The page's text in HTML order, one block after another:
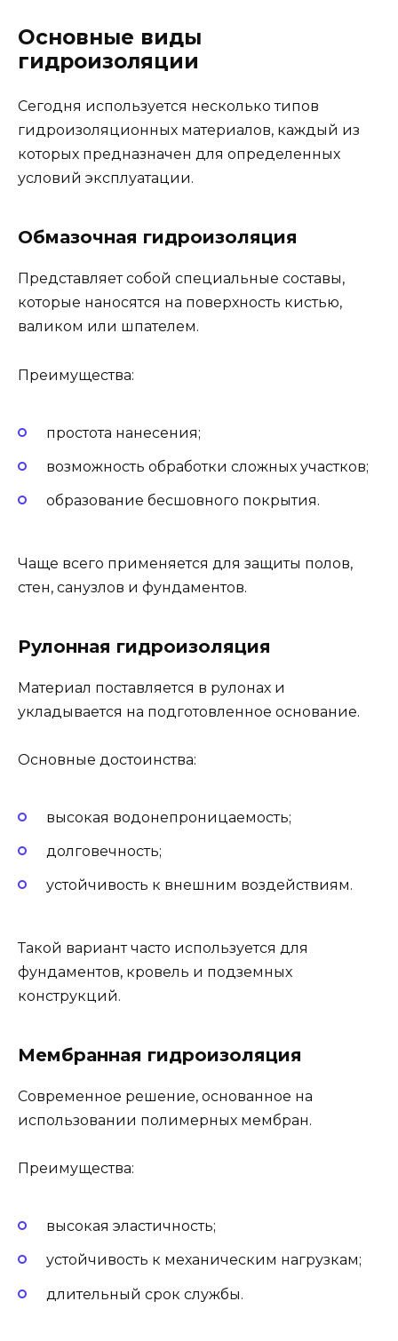
Основные виды
гидроизоляции
Сегодня используется несколько типов
гидроизоляционных материалов, каждый из
которых предназначен для определенных
условий эксплуатации.
Обмазочная гидроизоляция
Представляет собой специальные составы,
которые наносятся на поверхность кистью,
валиком или шпателем.
Преимущества:
простота нанесения;
возможность обработки сложных участков;
образование бесшовного покрытия.
Чаще всего применяется для защиты полов,
стен, санузлов и фундаментов.
Рулонная гидроизоляция
Материал поставляется в рулонах и
укладывается на подготовленное основание.
Основные достоинства:
высокая водонепроницаемость;
долговечность;
устойчивость к внешним воздействиям.
Такой вариант часто используется для
фундаментов, кровель и подземных
конструкций.
Мембранная гидроизоляция
Современное решение, основанное на
использовании полимерных мембран.
Преимущества:
высокая эластичность;
устойчивость к механическим нагрузкам;
длительный срок службы.